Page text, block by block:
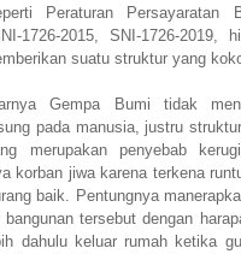
Peraturan Persayaratan
1726-2015, SNI-1726-2019,
suatu struktur yang
Gempa Bumi tidak
pada manusia, justru
merupakan penyebab
korban jiwa karena terkena
baik. Pentungnya
tersebut dengan
dahulu keluar rumah ketika